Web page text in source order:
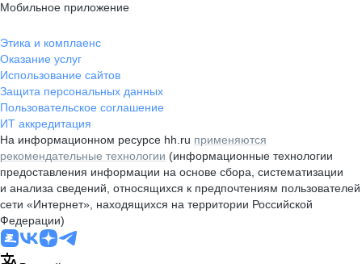
Мобильное приложение
Этика и комплаенс
Оказание услуг
Использование сайтов
Защита персональных данных
Пользовательское соглашение
ИТ аккредитация
На информационном ресурсе hh.ru применяются
рекомендательные технологии (информационные технологии
предоставления информации на основе сбора, систематизации
и анализа сведений, относящихся к предпочтениям пользователей
сети «Интернет», находящихся на территории Российской
Федерации)